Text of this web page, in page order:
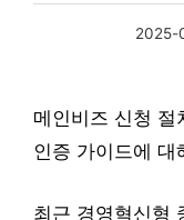
2025-
메인비즈 신청 절
인증 가이드에 대
최근 경영혁신형